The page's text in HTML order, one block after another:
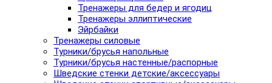
Тренажеры для бедер и ягодиц
Тренажеры эллиптические
Эйрбайки
Тренажеры силовые
Турники/брусья напольные
Турники/брусья настенные/распорные
Шведские стенки детские/аксессуары